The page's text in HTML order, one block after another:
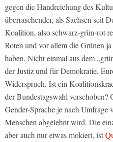
gegen die Handreichung des
überraschender, als Sachsen seit
Koalition, also schwarz-grün-rot
Roten und vor allem die Grünen
haben. Nicht einmal aus dem
der Justiz und für Demokratie,
Widerspruch. Ist ein
der Bundestagswahl verschoben?
Gender-Sprache je nach Umfrage
Menschen abgelehnt wird. Die
aber auch nur etwas mokiert, ist